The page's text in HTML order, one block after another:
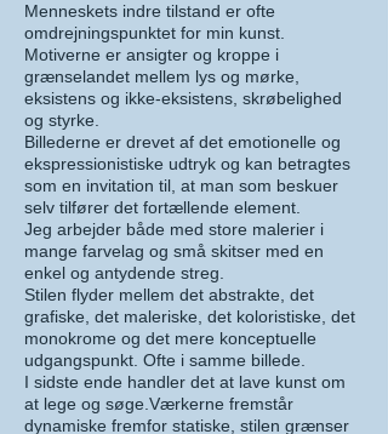
Menneskets indre tilstand er ofte
omdrejningspunktet for min kunst.
Motiverne er ansigter og kroppe i
grænselandet mellem lys og mørke,
eksistens og ikke-eksistens, skrøbelighed
og styrke.
Billederne er drevet af det emotionelle og
ekspressionistiske udtryk og kan betragtes
som en invitation til, at man som beskuer
selv tilfører det fortællende element.
Jeg arbejder både med store malerier i
mange farvelag og små skitser med en
enkel og antydende streg.
Stilen flyder mellem det abstrakte, det
grafiske, det maleriske, det koloristiske, det
monokrome og det mere konceptuelle
udgangspunkt. Ofte i samme billede.
I sidste ende handler det at lave kunst om
at lege og søge.Værkerne fremstår
dynamiske fremfor statiske, stilen grænser